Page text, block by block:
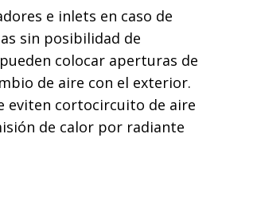
e inlets en caso de
sin posibilidad de
colocar aperturas de
de aire con el exterior.
eviten cortocircuito de aire
de calor por radiante